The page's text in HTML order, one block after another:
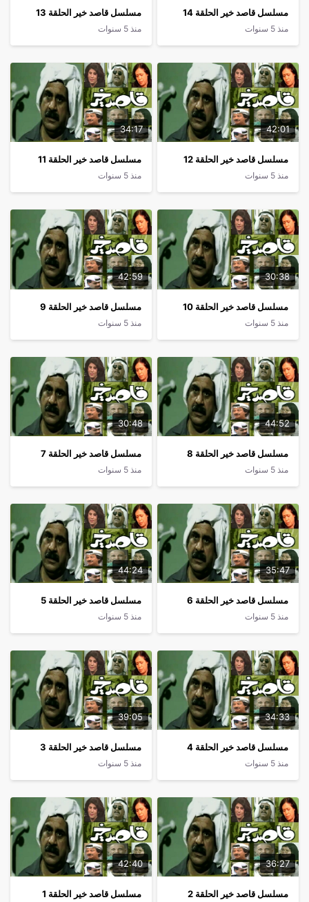
مسلسل قاصد خير الحلقة 14
منذ 5 سنوات
مسلسل قاصد خير الحلقة 13
منذ 5 سنوات
42:01
مسلسل قاصد خير الحلقة 12
منذ 5 سنوات
34:17
مسلسل قاصد خير الحلقة 11
منذ 5 سنوات
30:38
مسلسل قاصد خير الحلقة 10
منذ 5 سنوات
42:59
مسلسل قاصد خير الحلقة 9
منذ 5 سنوات
44:52
مسلسل قاصد خير الحلقة 8
منذ 5 سنوات
30:48
مسلسل قاصد خير الحلقة 7
منذ 5 سنوات
35:47
مسلسل قاصد خير الحلقة 6
منذ 5 سنوات
44:24
مسلسل قاصد خير الحلقة 5
منذ 5 سنوات
34:33
مسلسل قاصد خير الحلقة 4
منذ 5 سنوات
39:05
مسلسل قاصد خير الحلقة 3
منذ 5 سنوات
36:27
مسلسل قاصد خير الحلقة 2
42:40
مسلسل قاصد خير الحلقة 1